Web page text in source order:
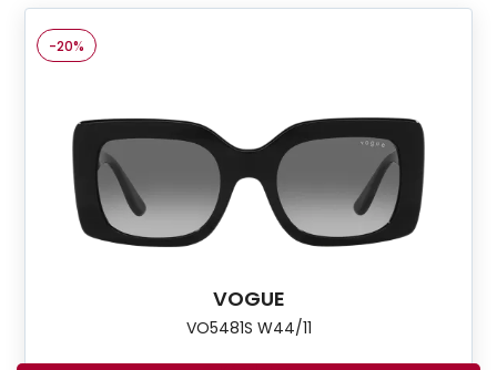
-20%
VOGUE
VO5481S W44/11